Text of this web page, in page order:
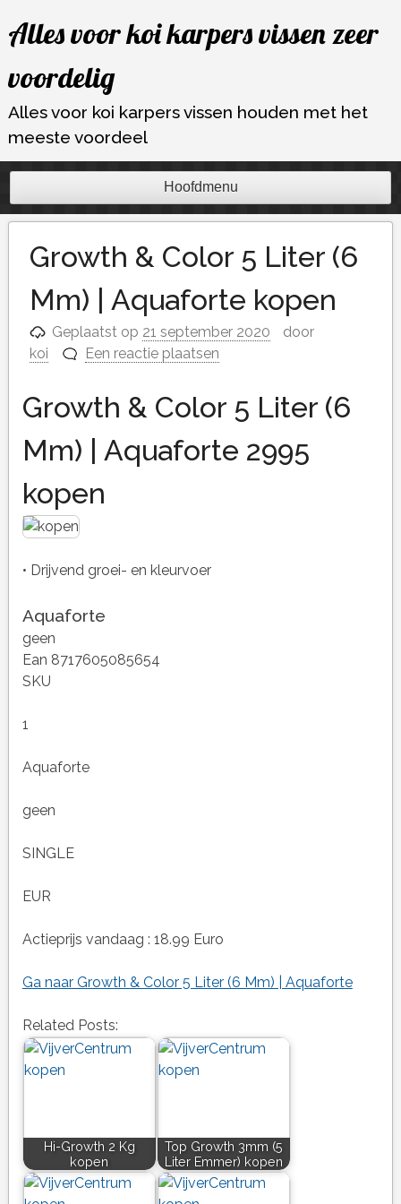
naar
inhoud
Alles voor koi karpers vissen zeer
voordelig
Alles voor koi karpers vissen houden met het
meeste voordeel
Hoofdmenu
Growth & Color 5 Liter (6
Mm) | Aquaforte kopen
Geplaatst op 21 september 2020
door
koi
Een reactie plaatsen
Growth & Color 5 Liter (6
Mm) | Aquaforte 2995
kopen
• Drijvend groei- en kleurvoer
Aquaforte
geen
Ean 8717605085654
SKU
1
Aquaforte
geen
SINGLE
EUR
Actieprijs vandaag : 18.99 Euro
Ga naar Growth & Color 5 Liter (6 Mm) | Aquaforte
Related Posts:
Hi-Growth 2 Kg
kopen
Top Growth 3mm (5
Liter Emmer) kopen